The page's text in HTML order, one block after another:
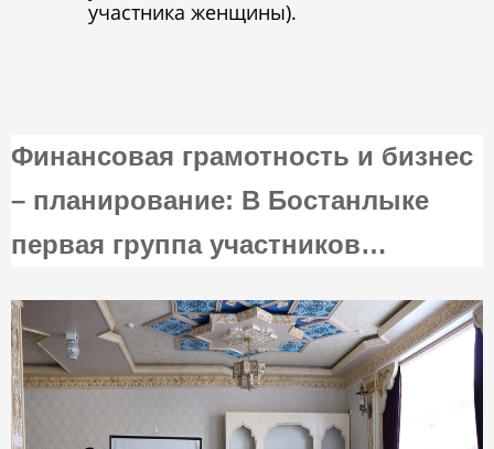
участника женщины).
Финансовая грамотность и бизнес
– планирование: В Бостанлыке
первая группа участников
представителей CBT успешно
завершила обучение